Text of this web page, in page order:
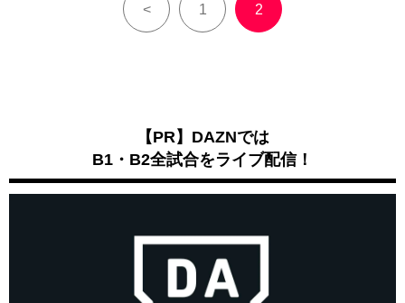
< 1 2
【PR】DAZNでは
B1・B2全試合をライブ配信！